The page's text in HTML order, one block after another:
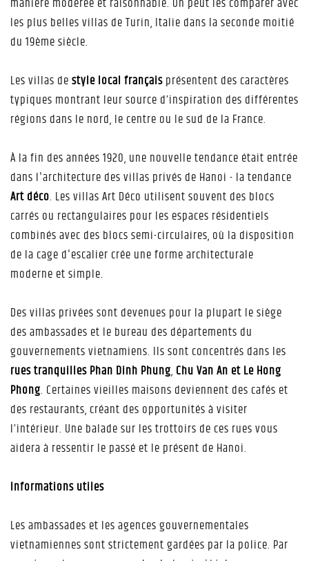
les plus belles villas de Turin, Italie dans la seconde moitié
du 19ème siècle.
Les villas destyle local françaisprésentent des caractères
typiques montrant leur source d’inspiration des différentes
régions dans le nord, le centre ou le sud de la France.
À la fin des années 1920, une nouvelle tendance était entrée
dans l'architecture des villas privés de Hanoi - la tendance
Art déco. Les villas Art Déco utilisent souvent des blocs
carrés ou rectangulaires pour les espaces résidentiels
combinés avec des blocs semi-circulaires, où la disposition
de la cage d'escalier crée une forme architecturale
moderne et simple.
Des villas privées sont devenues pour la plupart le siège
des ambassades et le bureau des départements du
gouvernements vietnamiens. Ils sont concentrés dans les
rues tranquilles Phan Dinh Phung, Chu Van An et Le Hong
Phong. Certaines vieilles maisons deviennent des cafés et
des restaurants, créant des opportunités à visiter
l’intérieur. Une balade sur les trottoirs de ces rues vous
aidera à ressentir le passé et le présent de Hanoi.
Informations utiles
Les ambassades et les agences gouvernementales
vietnamiennes sont strictement gardées par la police. Par